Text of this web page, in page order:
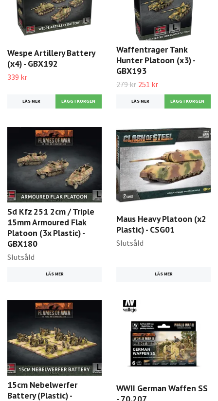
Wespe Artillery Battery
(x4) - GBX192
339 kr
LÄS MER
Waffentrager Tank
Hunter Platoon (x3) -
GBX193
279 kr 251 kr
LÄS MER
Sd Kfz 251 2cm / Triple
15mm Armoured Flak
Platoon (3x Plastic) -
GBX180
Slutsåld
LÄS MER
Maus Heavy Platoon (x2
Plastic) - CSG01
Slutsåld
LÄS MER
15cm Nebelwerfer
Battery (Plastic) -
WWII German Waffen SS